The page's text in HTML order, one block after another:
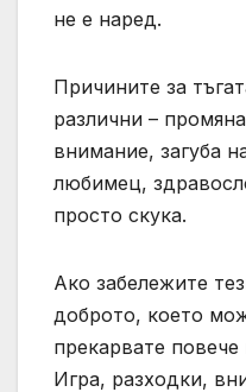
не е наред.
Причините за
различни –
внимание, загуба
любимец,
просто скука.
Ако забележите
доброто, което
прекарвате
Игра, разходки,